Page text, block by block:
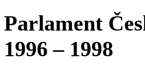
Parlament
1996 – 1998